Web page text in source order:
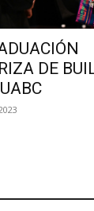
DE